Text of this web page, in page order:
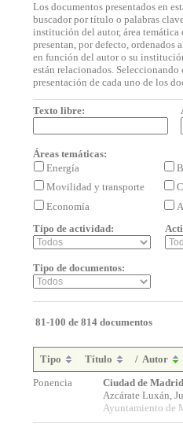
Los documentos presentados en
buscador por título o palabras
institución del autor, área temática
presentan, por defecto,
en función del autor o su
están relacionados.
presentación de cada uno de los
Texto libre:
Áreas temáticas:
Energía
Movilidad y transporte
Economía
Tipo de actividad:
Tipo de documentos:
81-100 de 814 documentos
Tipo Título / Autor
Ponencia
Ciudad de Madrid
Azcárate Luxán,
Ayuntamiento de